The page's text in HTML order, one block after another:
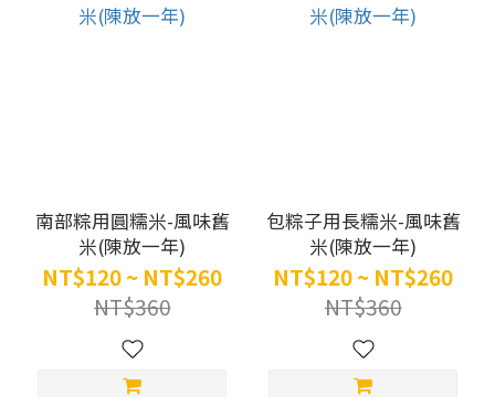
南部粽用圓糯米-風味舊
米(陳放一年)
NT$120 ~ NT$260
NT$360
包粽子用長糯米-風味舊
米(陳放一年)
NT$120 ~ NT$260
NT$360